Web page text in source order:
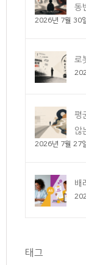
동
2026년 7월 30
로
평
않
2026년 7월 27
배
태그